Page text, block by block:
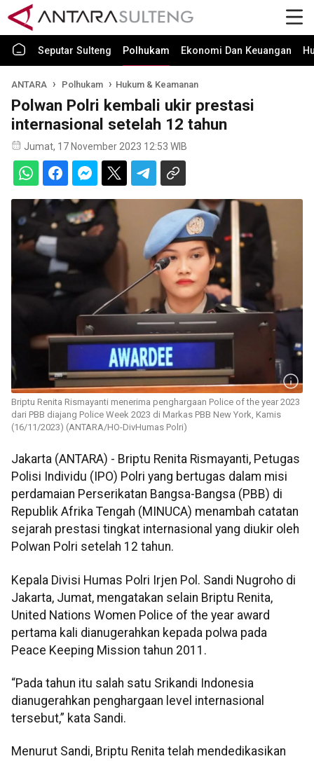
Seputar Sulteng Polhukam Ekonomi Dan Keuangan
ANTARA Polhukam Hukum & Keamanan
Polwan Polri kembali ukir prestasi
internasional setelah 12 tahun
Jumat, 17 November 2023 12:53 WIB
Briptu Renita Rismayanti menerima penghargaan Police of the year 2023
dari PBB diajang Police Week 2023 di Markas PBB New York, Kamis
(16/11/2023) (ANTARA/HO-DivHumas Polri)
Jakarta (ANTARA) - Briptu Renita Rismayanti, Petugas
Polisi Individu (IPO) Polri yang bertugas dalam misi
perdamaian Perserikatan Bangsa-Bangsa (PBB) di
Republik Afrika Tengah (MINUCA) menambah catatan
sejarah prestasi tingkat internasional yang diukir oleh
Polwan Polri setelah 12 tahun.
Kepala Divisi Humas Polri Irjen Pol. Sandi Nugroho di
Jakarta, Jumat, mengatakan selain Briptu Renita,
United Nations Women Police of the year award
pertama kali dianugerahkan kepada polwa pada
Peace Keeping Mission tahun 2011.
“Pada tahun itu salah satu Srikandi Indonesia
dianugerahkan penghargaan level internasional
tersebut,” kata Sandi.
Menurut Sandi, Briptu Renita telah mendedikasikan